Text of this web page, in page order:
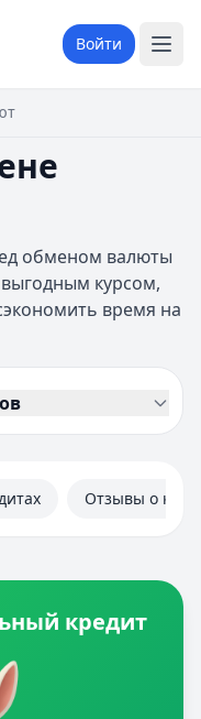
Войти
обменом валюты
курсом,
время на
Отзывы о
кредит